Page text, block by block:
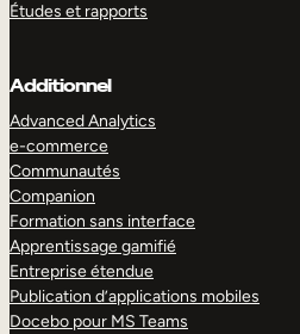
Études et rapports
Additionnel
Advanced Analytics
e-commerce
Communautés
Companion
Formation sans interface
Apprentissage gamifié
Entreprise étendue
Publication d’applications mobiles
Docebo pour MS Teams